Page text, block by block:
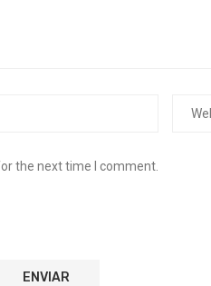
the next time I comment.